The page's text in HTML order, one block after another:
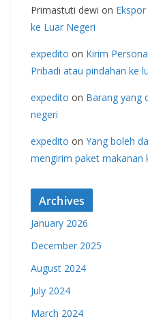
Primastuti dewi on
ke Luar Negeri
expedito on Kirim
Pribadi atau pindahan ke
expedito on Barang yang
negeri
expedito on Yang boleh
mengirim paket makanan
Archives
January 2026
December 2025
August 2024
July 2024
March 2024